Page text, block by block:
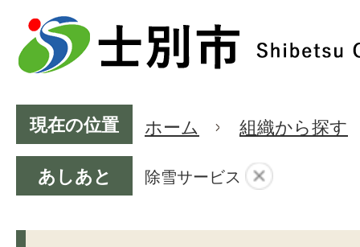
現在の位置 ホーム 組織から探す
あしあと 除雪サービス